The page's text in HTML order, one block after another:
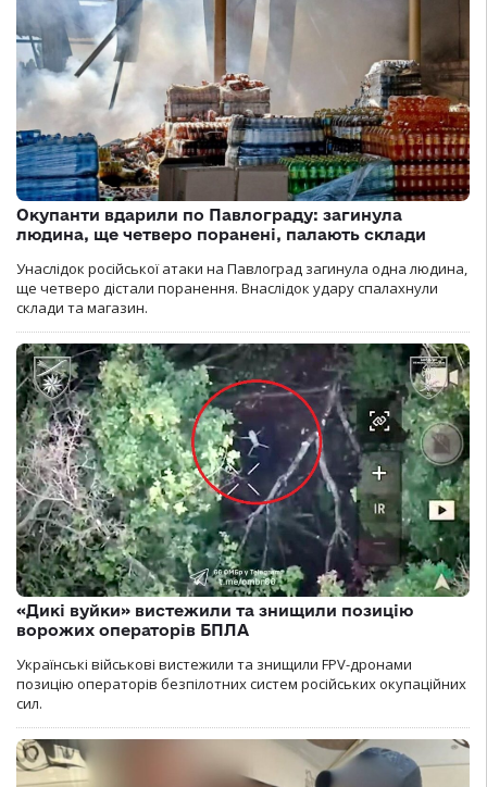
Окупанти вдарили по Павлограду: загинула
людина, ще четверо поранені, палають склади
Унаслідок російської атаки на Павлоград загинула одна людина,
ще четверо дістали поранення. Внаслідок удару спалахнули
склади та магазин.
«Дикі вуйки» вистежили та знищили позицію
ворожих операторів БПЛА
Українські військові вистежили та знищили FPV-дронами
позицію операторів безпілотних систем російських окупаційних
сил.